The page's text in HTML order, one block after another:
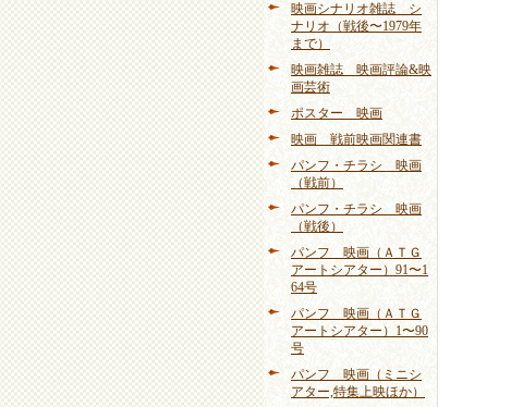
映画シナリオ雑誌 シ
ナリオ（戦後〜1979年
まで）
映画雑誌 映画評論&映
画芸術
ポスター 映画
映画 戦前映画関連書
パンフ・チラシ 映画
（戦前）
パンフ・チラシ 映画
（戦後）
パンフ 映画（ＡＴＧ
アートシアター）91〜1
64号
パンフ 映画（ＡＴＧ
アートシアター）1〜90
号
パンフ 映画（ミニシ
アター,特集上映ほか）